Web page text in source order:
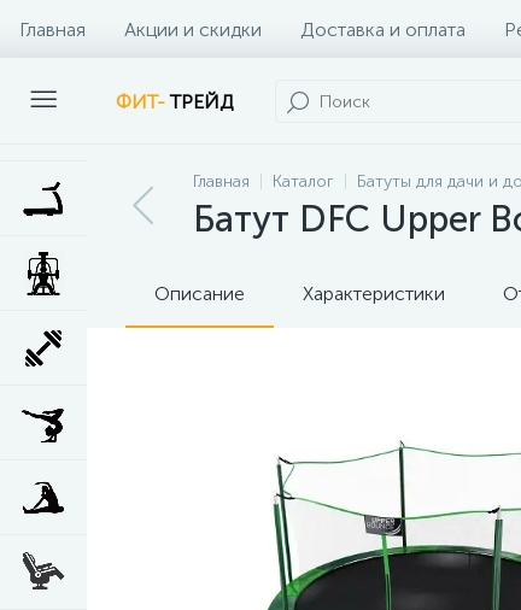
Главная Акции и скидки Доставка и оплата
Наши клиенты Контакты
ФИТ-ТРЕЙД
Главная Каталог Батуты для дачи и
Батут DFC Upper
Описание Характеристики